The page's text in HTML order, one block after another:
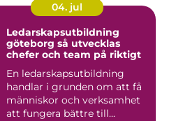
04. jul
Ledarskapsutbildning
göteborg så utvecklas
chefer och team på riktigt
En ledarskapsutbildning
handlar i grunden om att få
människor och verksamhet
att fungera bättre till...